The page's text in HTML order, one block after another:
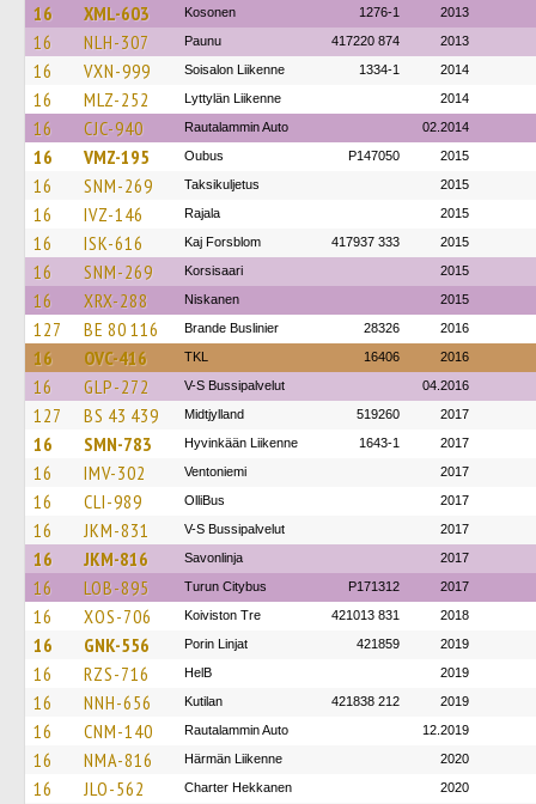
16 XML-603 Kosonen 1276-1 2013
16 NLH-307 Paunu 417220 874 2013
16 VXN-999 Soisalon Liikenne 1334-1 2014
16 MLZ-252 Lyttylän Liikenne 2014
16 CJC-940 Rautalammin Auto 02.2014
16 VMZ-195 Oubus P147050 2015
16 SNM-269 Taksikuljetus 2015
16 IVZ-146 Rajala 2015
16 ISK-616 Kaj Forsblom 417937 333 2015
16 SNM-269 Korsisaari 2015
16 XRX-288 Niskanen 2015
127 BE 80 116 Brande Buslinier 28326 2016
16 OVC-416 TKL 16406 2016
16 GLP-272 V-S Bussipalvelut 04.2016
127 BS 43 439 Midtjylland 519260 2017
16 SMN-783 Hyvinkään Liikenne 1643-1 2017
16 IMV-302 Ventoniemi 2017
16 CLI-989 OlliBus 2017
16 JKM-831 V-S Bussipalvelut 2017
16 JKM-816 Savonlinja 2017
16 LOB-895 Turun Citybus P171312 2017
16 XOS-706 Koiviston Tre 421013 831 2018
16 GNK-556 Porin Linjat 421859 2019
16 RZS-716 HelB 2019
16 NNH-656 Kutilan 421838 212 2019
16 CNM-140 Rautalammin Auto 12.2019
16 NMA-816 Härmän Liikenne 2020
16 JLO-562 Charter Hekkanen 2020